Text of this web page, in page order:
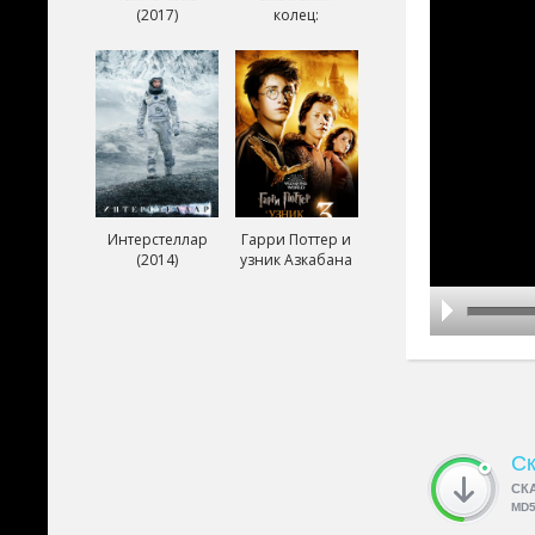
(2017)
колец:
короля (2003)
Интерстеллар
(2014)
Гарри Поттер и
узник Азкабана